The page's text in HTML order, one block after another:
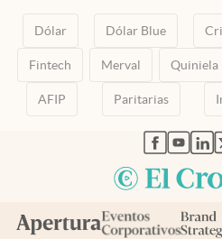
Dólar Dólar Blue
Fintech Merval Quiniela
AFIP Paritarias
abre en
abre